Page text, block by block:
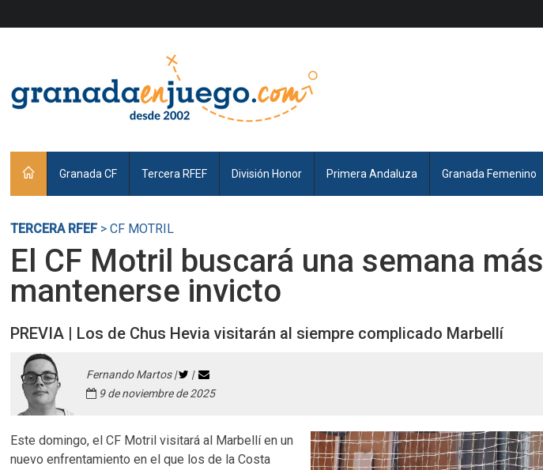
Granada CF Tercera RFEF División Honor Primera Andaluza Granada Femenino
TERCERA RFEF> CF MOTRIL
El CF Motril buscará una semana más
mantenerse invicto
PREVIA | Los de Chus Hevia visitarán al siempre complicado Marbellí
Fernando Martos |
|
9 de noviembre de 2025
Este domingo, el CF Motril visitará al Marbellí en un
nuevo enfrentamiento en el que los de la Costa